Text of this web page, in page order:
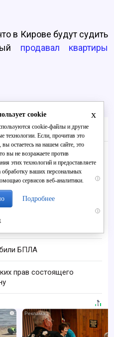
в Кирове будут судить
продавал квартиры
гибель супругов,
i
Что люди
i
а смеяться вы
БПЛА
прав состоящего
i
x
cookie
cookie-файлы и другие
технологии. Если, прочитав это
остаетесь на нашем сайте, это
вы не возражаете против
этих технологий и предоставляете
обработку ваших персональных
сервисов веб-аналитики.
Подробнее